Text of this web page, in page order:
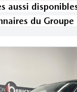
s aussi disponible
du Groupe